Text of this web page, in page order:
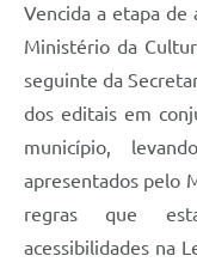
Vencida a etapa de
Ministério da
seguinte da
dos editais em
município,
apresentados pelo
regras que
acessibilidades na